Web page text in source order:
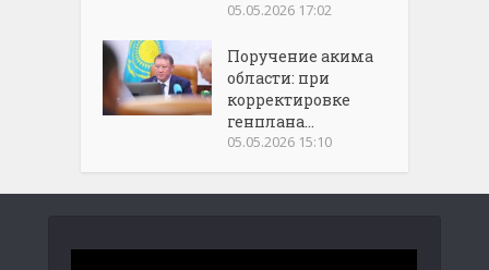
05.05.2026 17:02
Поручение акима
области: при
корректировке
генплана...
05.05.2026 15:10